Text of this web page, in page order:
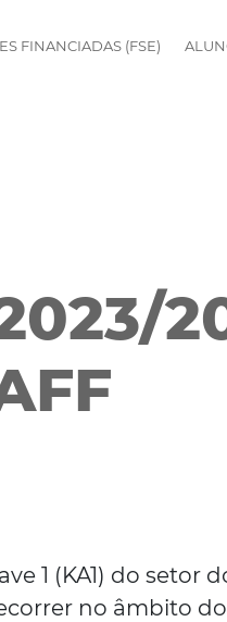
FINANCIADAS (FSE)
1 (KA1) do setor
no âmbito